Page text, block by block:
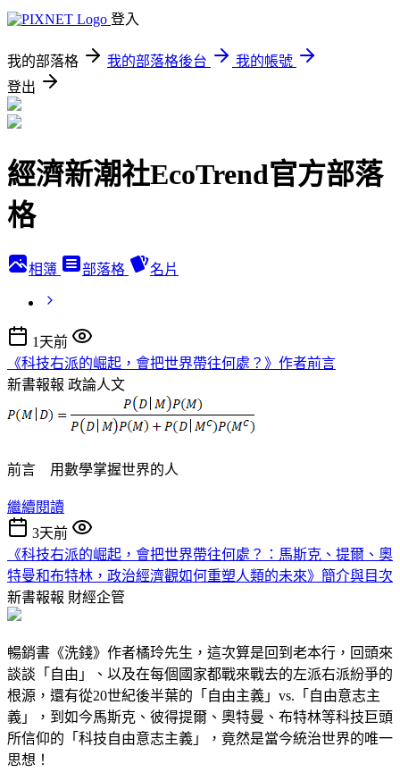
登入
我的部落格 我的部落格後台
我的帳號
登出
經濟新潮社EcoTrend官方部落
格
相簿 部落格 名片
1天前
《科技右派的崛起，會把世界帶往何處？》作者前言
新書報報 政論人文
前言 用數學掌握世界的人
繼續閱讀
3天前
《科技右派的崛起，會把世界帶往何處？：馬斯克、提爾、奧
特曼和布特林，政治經濟觀如何重塑人類的未來》簡介與目次
新書報報 財經企管
暢銷書《洗錢》作者橘玲先生，這次算是回到老本行，回頭來
談談「自由」、以及在每個國家都戰來戰去的左派右派紛爭的
根源，還有從20世紀後半葉的「自由主義」vs.「自由意志主
義」，到如今馬斯克、彼得提爾、奧特曼、布特林等科技巨頭
所信仰的「科技自由意志主義」，竟然是當今統治世界的唯一
思想！